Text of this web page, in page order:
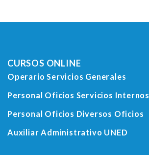
CURSOS ONLINE
Operario Servicios Generales
Personal Oficios Servicios Internos
Personal Oficios Diversos Oficios
Auxiliar Administrativo UNED